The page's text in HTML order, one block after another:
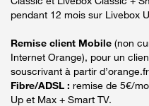
pendant 12 mois sur Livebox
Remise client Mobile (non
Internet Orange), pour un
souscrivant à partir
Fibre/ADSL : remise de 5€/
Up et Max + Smart TV.